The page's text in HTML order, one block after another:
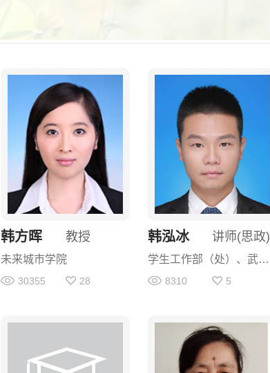
教授
韩方晖
未来城市学院
30355 28
讲师(思政)
韩泓冰
学生工作部（处）、武装部
8310 5